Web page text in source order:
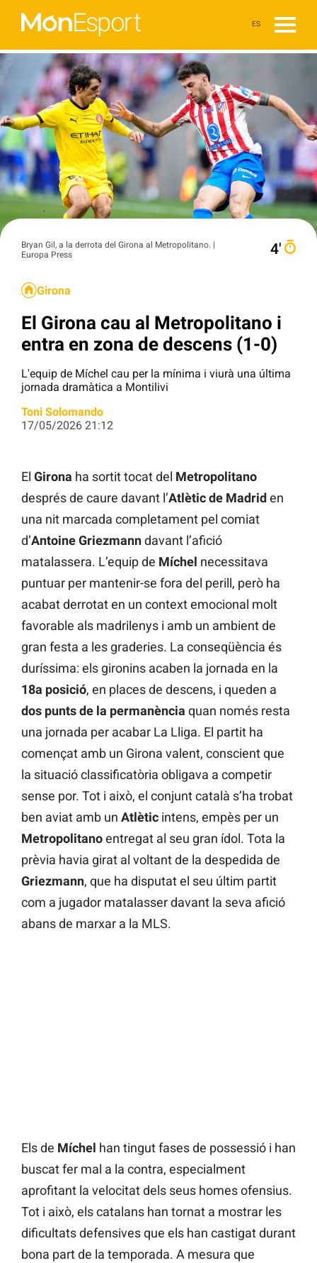
ES
Bryan Gil, a la derrota del Girona al Metropolitano. |
Europa Press
4′
Girona
El Girona cau al Metropolitano i
entra en zona de descens (1-0)
L'equip de Míchel cau per la mínima i viurà una última
jornada dramàtica a Montilivi
Toni Solomando
17/05/2026 21:12
El Girona ha sortit tocat del Metropolitano
després de caure davant l’Atlètic de Madrid en
una nit marcada completament pel comiat
d’Antoine Griezmanndavant l’afició
matalassera. L’equip de Míchel necessitava
puntuar per mantenir-se fora del perill, però ha
acabat derrotat en un context emocional molt
favorable als madrilenys i amb un ambient de
gran festa a les graderies. La conseqüència és
duríssima: els gironins acaben la jornada en la
18a posició, en places de descens, i queden a
dos punts de la permanència quan només resta
una jornada per acabar La Lliga. El partit ha
començat amb un Girona valent, conscient que
la situació classificatòria obligava a competir
sense por. Tot i això, el conjunt català s’ha trobat
ben aviat amb un Atlètic intens, empès per un
Metropolitanoentregat al seu gran ídol. Tota la
prèvia havia girat al voltant de la despedida de
Griezmann, que ha disputat el seu últim partit
com a jugador matalasser davant la seva afició
abans de marxar a la MLS.
Els de Míchel han tingut fases de possessió i han
buscat fer mal a la contra, especialment
aprofitant la velocitat dels seus homes ofensius.
Tot i això, els catalans han tornat a mostrar les
dificultats defensives que els han castigat durant
bona part de la temporada. A mesura que